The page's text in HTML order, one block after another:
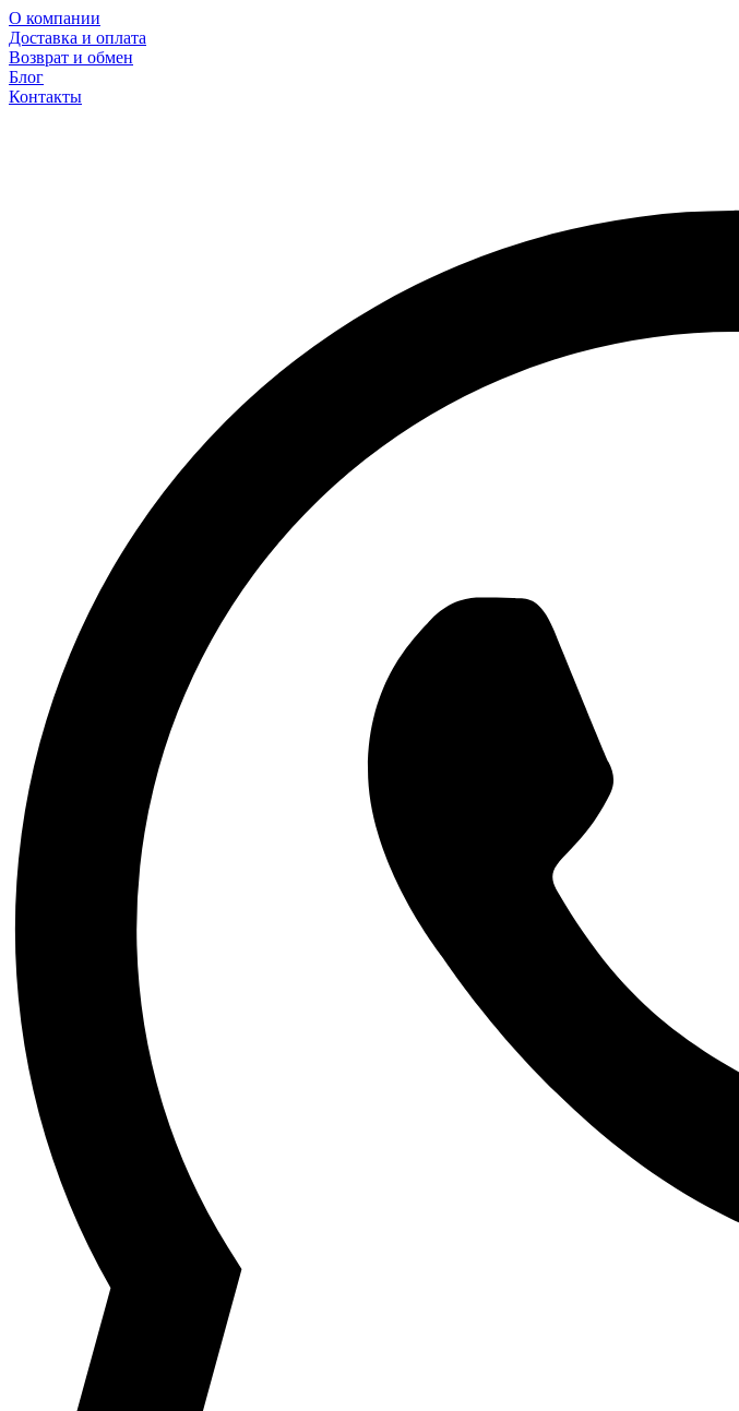
О компании
Доставка и оплата
Возврат и обмен
Блог
Контакты